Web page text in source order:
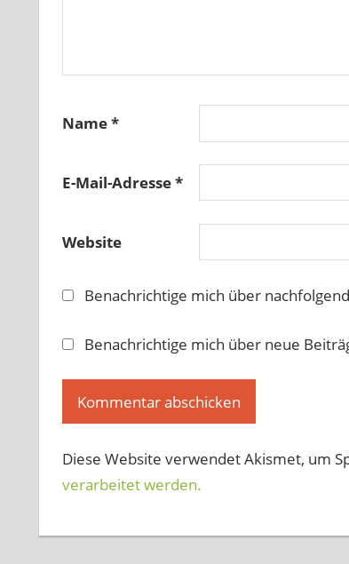
Name*
E-Mail-Adresse*
Website
Benachrichtige mich über
Benachrichtige mich über neue
Diese Website verwendet Akismet, um
verarbeitet werden.